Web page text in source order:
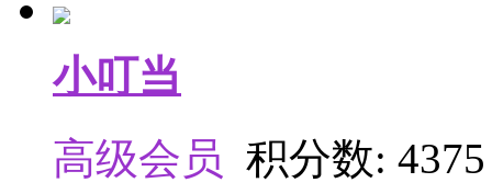
小叮当
高级会员 积分数: 4375